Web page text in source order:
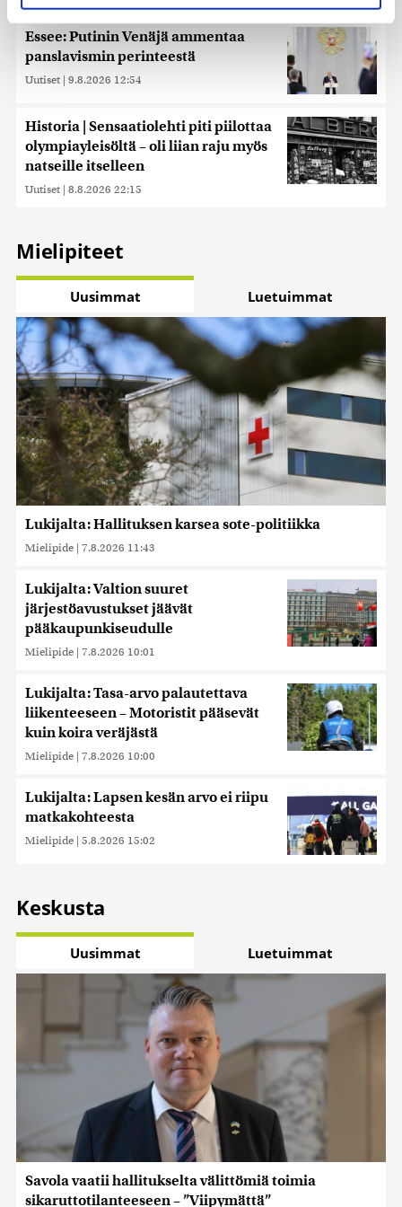
evästeilmoituksessa.
Käytämme evästeitä tarjoamamme sisällön ja mainosten
räätälöimiseen, sosiaalisen median ominaisuuksien
tukemiseen ja kävijämäärämme analysoimiseen. Lisäksi
alan kumppaneillemme tietoja siitä, miten käytät
sivustoamme. Kumppanimme voivat yhdistää näitä
tietoja muihin tietoihin, joita olet antanut heille tai joita on
kerätty, kun olet käyttänyt heidän palvelujaan. Tietoja
Essee: Putinin Venäjä ammentaa
panslavismin perinteestä
Uutiset | 9.8.2026 12:54
Historia | Sensaatiolehti piti piilottaa
olympiayleisöltä – oli liian raju myös
natseille itselleen
Uutiset | 8.8.2026 22:15
Mielipiteet
Uusimmat Luetuimmat
Lukijalta: Hallituksen karsea sote-politiikka
Mielipide | 7.8.2026 11:43
Lukijalta: Valtion suuret
järjestöavustukset jäävät
pääkaupunkiseudulle
Mielipide | 7.8.2026 10:01
Lukijalta: Tasa-arvo palautettava
liikenteeseen – Motoristit pääsevät
kuin koira veräjästä
Mielipide | 7.8.2026 10:00
Lukijalta: Lapsen kesän arvo ei riipu
matkakohteesta
Mielipide | 5.8.2026 15:02
Keskusta
Uusimmat Luetuimmat
Savola vaatii hallitukselta välittömiä toimia
sikaruttotilanteeseen – ”Viipymättä”